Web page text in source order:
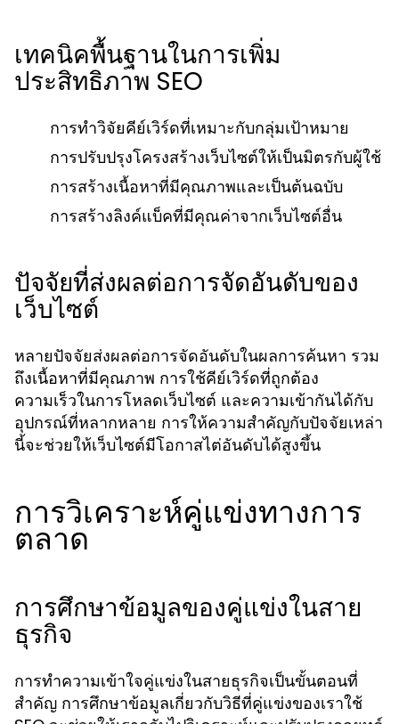
เทคนิคพื้นฐานในการเพิ่ม
ประสิทธิภาพ SEO
การทำวิจัยคีย์เวิร์ดที่เหมาะกับกลุ่มเป้าหมาย
การปรับปรุงโครงสร้างเว็บไซต์ให้เป็นมิตรกับผู้ใช้
การสร้างเนื้อหาที่มีคุณภาพและเป็นต้นฉบับ
การสร้างลิงค์แบ็คที่มีคุณค่าจากเว็บไซต์อื่น
ปัจจัยที่ส่งผลต่อการจัดอันดับของ
เว็บไซต์
หลายปัจจัยส่งผลต่อการจัดอันดับในผลการค้นหา รวม
ถึงเนื้อหาที่มีคุณภาพ การใช้คีย์เวิร์ดที่ถูกต้อง
ความเร็วในการโหลดเว็บไซต์ และความเข้ากันได้กับ
อุปกรณ์ที่หลากหลาย การให้ความสำคัญกับปัจจัยเหล่า
นี้จะช่วยให้เว็บไซต์มีโอกาสไต่อันดับได้สูงขึ้น
การวิเคราะห์คู่แข่งทางการ
ตลาด
การศึกษาข้อมูลของคู่แข่งในสาย
ธุรกิจ
การทำความเข้าใจคู่แข่งในสายธุรกิจเป็นขั้นตอนที่
สำคัญ การศึกษาข้อมูลเกี่ยวกับวิธีที่คู่แข่งของเราใช้